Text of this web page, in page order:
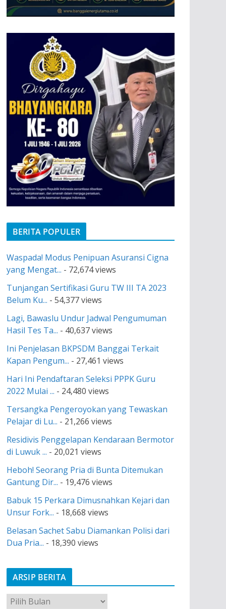
BERITA POPULER
Waspada! Modus Penipuan Asuransi Cigna
yang Mengat... - 72,674 views
Tunjangan Sertifikasi Guru TW III TA 2023
Belum Ku... - 54,377 views
Lagi, Bawaslu Undur Jadwal Pengumuman
Hasil Tes Ta... - 40,637 views
Ini Penjelasan BKPSDM Banggai Terkait
Kapan Pengum... - 27,461 views
Hari Ini Pendaftaran Seleksi PPPK Guru
2022 Mulai ... - 24,480 views
Tersangka Pengeroyokan yang Tewaskan
Pelajar di Lu... - 21,266 views
Residivis Penggelapan Kendaraan Bermotor
di Luwuk ... - 20,021 views
Heboh! Seorang Pria di Bunta Ditemukan
Gantung Dir... - 19,476 views
Babuk 15 Perkara Dimusnahkan Kejari dan
Unsur Fork... - 18,668 views
Belasan Sachet Sabu Diamankan Polisi dari
Dua Pria... - 18,390 views
ARSIP BERITA
A